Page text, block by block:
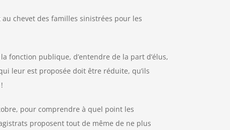
chevet des familles sinistrées pour les
fonction publique, d’entendre de la part d’élus,
leur est proposée doit être réduite, qu’ils
pour comprendre à quel point les
proposent tout de même de ne plus